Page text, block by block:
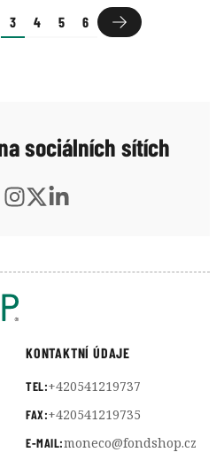
3 4 5 6
sociálních sítích
KONTAKTNÍ ÚDAJE
TEL:+420541219737
FAX:+420541219735
E-MAIL:moneco@fondshop.cz